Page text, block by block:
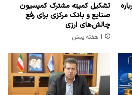
تشکیل کمیته مشترک کمیسیون
صنایع و بانک مرکزی برای رفع
چالش‌های ارزی
1 هفته پیش